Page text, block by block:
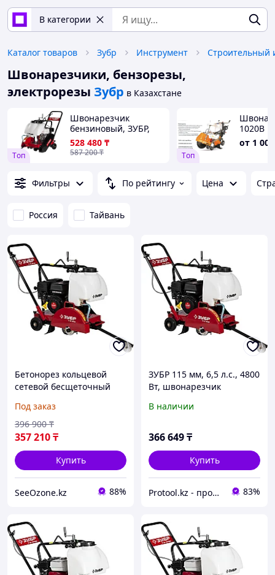
В категории
Каталог товаров Зубр Инструмент Строительный
Швонарезчики, бензорезы,
электрорезы Зубр в Казахстане
Tоп
Швонарезчик
бензиновый, ЗУБР,
115 мм, 5,5 л.с., 4000
Вт, серия
(ЗШБ-350 Х)
528 480 ₸
587 200₸ Tоп
1020B
от 1
Фильтры По рейтингу Цена
Россия Тайвань
Бетонорез кольцевой
сетевой бесщеточный
400,500,600мм
Под заказ
357 210₸
396 900 ₸
Купить
SeeOzone.kz 88%
ЗУБР 115 мм, 6,5 л.с., 4800
Вт, швонарезчик
Профессионал
В наличии
366 649₸
Купить
Protool.kz - продажа электроинструмента, ручные строительные и садовые инструменты 83%